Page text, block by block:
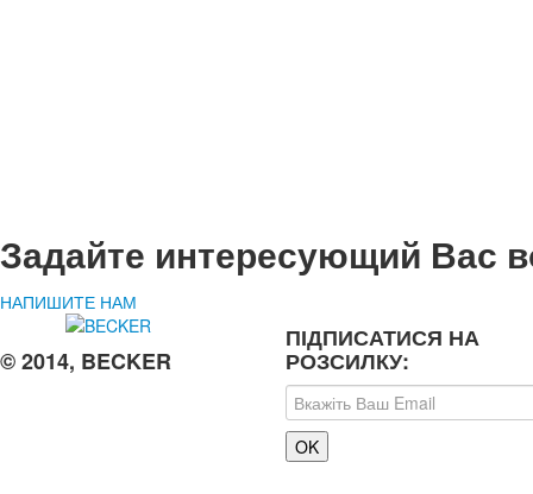
Задайте интересующий Вас
НАПИШИТЕ НАМ
© 2014, BECKER
ПІДПИСАТИСЯ НА
РОЗСИЛКУ: